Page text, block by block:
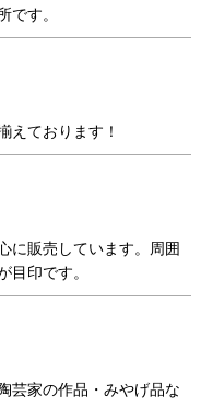
です。
えております！
に販売しています。周囲
目印です。
芸家の作品・みやげ品な